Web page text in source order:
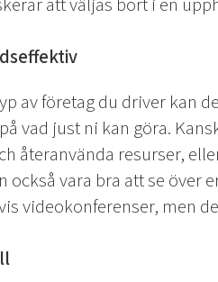
att väljas bort i en
av företag du driver kan
vad just ni kan göra.
återanvända resurser,
också vara bra att se över
videokonferenser, men